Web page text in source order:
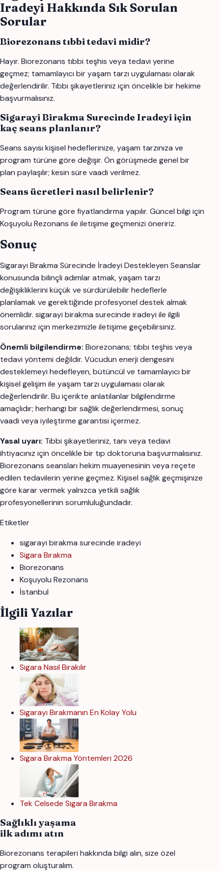
Iradeyi Hakkında Sık Sorulan
Sorular
Biorezonans tıbbi tedavi midir?
Hayır. Biorezonans tıbbi teşhis veya tedavi yerine
geçmez; tamamlayıcı bir yaşam tarzı uygulaması olarak
değerlendirilir. Tıbbi şikayetleriniz için öncelikle bir hekime
başvurmalısınız.
Sigarayi Birakma Surecinde Iradeyi için
kaç seans planlanır?
Seans sayısı kişisel hedeflerinize, yaşam tarzınıza ve
program türüne göre değişir. Ön görüşmede genel bir
plan paylaşılır; kesin süre vaadi verilmez.
Seans ücretleri nasıl belirlenir?
Program türüne göre fiyatlandırma yapılır. Güncel bilgi için
Koşuyolu Rezonans ile iletişime geçmenizi öneririz.
Sonuç
Sigarayı Bırakma Sürecinde İradeyi Destekleyen Seanslar
konusunda bilinçli adımlar atmak, yaşam tarzı
değişikliklerini küçük ve sürdürülebilir hedeflerle
planlamak ve gerektiğinde profesyonel destek almak
önemlidir. sigarayi birakma surecinde iradeyi ile ilgili
sorularınız için merkezimizle iletişime geçebilirsiniz.
Önemli bilgilendirme: Biorezonans; tıbbi teşhis veya
tedavi yöntemi değildir. Vücudun enerji dengesini
desteklemeyi hedefleyen, bütüncül ve tamamlayıcı bir
kişisel gelişim ile yaşam tarzı uygulaması olarak
değerlendirilir. Bu içerikte anlatılanlar bilgilendirme
amaçlıdır; herhangi bir sağlık değerlendirmesi, sonuç
vaadi veya iyileştirme garantisi içermez.
Yasal uyarı: Tıbbi şikayetleriniz, tanı veya tedavi
ihtiyacınız için öncelikle bir tıp doktoruna başvurmalısınız.
Biorezonans seansları hekim muayenesinin veya reçete
edilen tedavilerin yerine geçmez. Kişisel sağlık geçmişinize
göre karar vermek yalnızca yetkili sağlık
profesyonellerinin sorumluluğundadır.
Etiketler
sigarayi birakma surecinde iradeyi
Sigara Bırakma
Biorezonans
Koşuyolu Rezonans
İstanbul
İlgili Yazılar
Sigara Nasıl Bırakılır
Sigarayı Bırakmanın En Kolay Yolu
Sigara Bırakma Yöntemleri 2026
Tek Celsede Sigara Bırakma
Sağlıklı yaşama
ilk adımı atın
Biorezonans terapileri hakkında bilgi alın, size özel
program oluşturalım.